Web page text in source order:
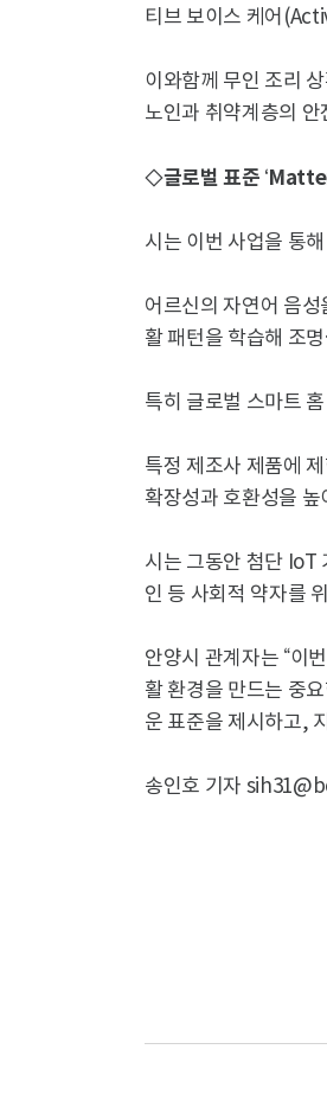
티브 보이스 케어
이와함께 무인 조리
노인과 취약계층의
◇글로벌 표준
시는 이번 사업을 통
어르신의 자연어 음성
활 패턴을 학습해 조
특히 글로벌 스마트
특정 제조사 제품에
확장성과 호환성을
시는 그동안 첨단 IoT
인 등 사회적 약자를
안양시 관계자는 “이
활 환경을 만드는 중
운 표준을 제시하고,
송인호 기자